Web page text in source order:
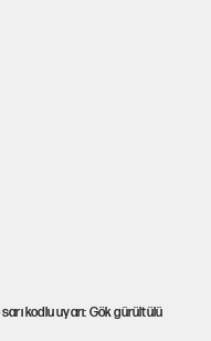
kodlu uyarı: Gök gürültülü